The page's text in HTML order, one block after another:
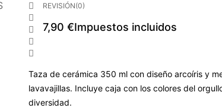





REVISIÓN(0)
7,90 €Impuestos incluidos
Taza de cerámica 350 ml con diseño arcoíris y
lavavajillas. Incluye caja con los colores del
diversidad.